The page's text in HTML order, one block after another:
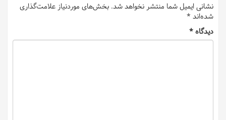
نشانی ایمیل شما منتشر نخواهد شد. بخش‌های موردنیاز علامت‌گذاری
شده‌اند *
دیدگاه*